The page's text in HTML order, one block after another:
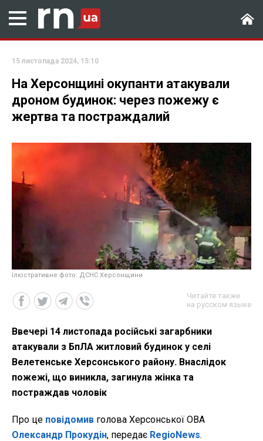
15 листопада 2024, 15:10
На Херсонщині окупанти атакували
дроном будинок: через пожежу є
жертва та постраждалий
ілюстративне фото: ДСНС Херсонщини
Читайте также
на русском языке
Ввечері 14 листопада російські загарбники
атакували з БпЛА житловий будинок у селі
Велетенське Херсонського району. Внаслідок
пожежі, що виникла, загинула жінка та
постраждав чоловік
Про це повідомив голова Херсонської ОВА
Олександр Прокудін, передає RegioNews.